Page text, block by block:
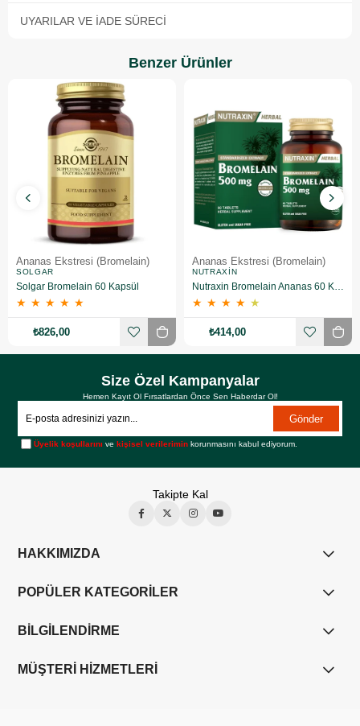
UYARILAR VE İADE SÜRECI
Benzer Ürünler
Ananas Ekstresi (Bromelain)
SOLGAR
Solgar Bromelain 60 Kapsül
★ ★ ★ ★ ★
₺826,00
Ananas Ekstresi (Bromelain)
NUTRAXIN
Nutraxin Bromelain Ananas 60 Kapsül
★ ★ ★ ★ ★
₺414,00
Size Özel Kampanyalar
Hemen Kayıt Ol Fırsatlardan Önce Sen Haberdar Ol!
Gönder
Üyelik koşullarını vekişisel verilerimin korunmasını kabul ediyorum.
Takipte Kal
HAKKIMIZDA
POPÜLER KATEGORİLER
BİLGİLENDİRME
MÜŞTERİ HİZMETLERİ